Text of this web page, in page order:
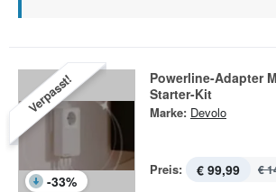
Verpasst!
-33%
Powerline-Adapter
Starter-Kit
Marke: Devolo
Preis: € 99,99 €